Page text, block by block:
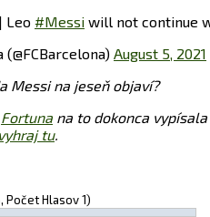
Leo #Messi will not continue
August 5, 2021
Messi na jeseň objaví?
Fortuna na to dokonca
tu.
Počet Hlasov 1)